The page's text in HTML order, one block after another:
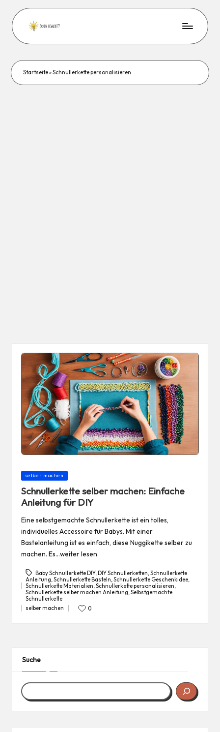
Startseite»Schnullerkette personalisieren
Posted
selber machen
Schnullerkette selber machen: Einfache
Anleitung für DIY
Eine selbstgemachte Schnullerkette ist ein tolles,
individuelles Accessoire für Babys. Mit einer
Bastelanleitung ist es einfach, diese Nuggikette selber zu
machen. Es…weiter lesen
Tags:
Baby Schnullerkette DIY, DIY Schnullerketten Schnullerkette
Anleitung Schnullerkette Basteln Schnullerkette Geschenkidee,
Schnullerkette Materialien Schnullerkette personalisieren
Schnullerkette selber machen Anleitung Selbstgemachte
Schnullerkette
Posted
selber machen 0
Suche